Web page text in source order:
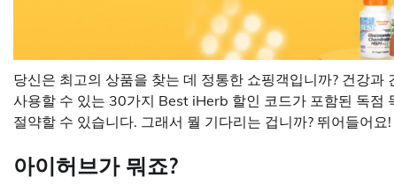
당신은 최고의 상품을 찾는 데 정통한 쇼핑객입니까? 건강
사용할 수 있는 30가지 Best iHerb 할인 코드가 포함된 독점
절약할 수 있습니다. 그래서 뭘 기다리는 겁니까? 뛰어들어요!
아이허브가 뭐죠?